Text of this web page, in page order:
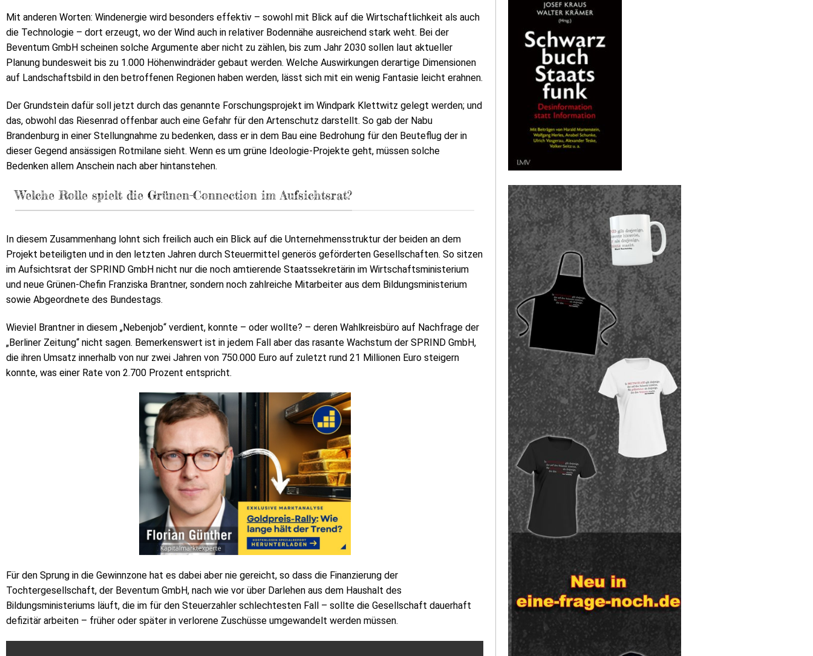
Mit anderen Worten: Windenergie wird besonders effektiv – sowohl mit Blick auf die Wirtschaftlichkeit als auch
die Technologie – dort erzeugt, wo der Wind auch in relativer Bodennähe ausreichend stark weht. Bei der
Beventum GmbH scheinen solche Argumente aber nicht zu zählen, bis zum Jahr 2030 sollen laut aktueller
Planung bundesweit bis zu 1.000 Höhenwindräder gebaut werden. Welche Auswirkungen derartige Dimensionen
auf Landschaftsbild in den betroffenen Regionen haben werden, lässt sich mit ein wenig Fantasie leicht erahnen.
Der Grundstein dafür soll jetzt durch das genannte Forschungsprojekt im Windpark Klettwitz gelegt werden; und
das, obwohl das Riesenrad offenbar auch eine Gefahr für den Artenschutz darstellt. So gab der Nabu
Brandenburg in einer Stellungnahme zu bedenken, dass er in dem Bau eine Bedrohung für den Beuteflug der in
dieser Gegend ansässigen Rotmilane sieht. Wenn es um grüne Ideologie-Projekte geht, müssen solche
Bedenken allem Anschein nach aber hintanstehen.
Welche Rolle spielt die Grünen-Connection im Aufsichtsrat?
In diesem Zusammenhang lohnt sich freilich auch ein Blick auf die Unternehmensstruktur der beiden an dem
Projekt beteiligten und in den letzten Jahren durch Steuermittel generös geförderten Gesellschaften. So sitzen
im Aufsichtsrat der SPRIND GmbH nicht nur die noch amtierende Staatssekretärin im Wirtschaftsministerium
und neue Grünen-Chefin Franziska Brantner, sondern noch zahlreiche Mitarbeiter aus dem Bildungsministerium
sowie Abgeordnete des Bundestags.
Wieviel Brantner in diesem „Nebenjob“ verdient, konnte – oder wollte? – deren Wahlkreisbüro auf Nachfrage der
„Berliner Zeitung“ nicht sagen. Bemerkenswert ist in jedem Fall aber das rasante Wachstum der SPRIND GmbH,
die ihren Umsatz innerhalb von nur zwei Jahren von 750.000 Euro auf zuletzt rund 21 Millionen Euro steigern
konnte, was einer Rate von 2.700 Prozent entspricht.
Für den Sprung in die Gewinnzone hat es dabei aber nie gereicht, so dass die Finanzierung der
Tochtergesellschaft, der Beventum GmbH, nach wie vor über Darlehen aus dem Haushalt des
Bildungsministeriums läuft, die im für den Steuerzahler schlechtesten Fall – sollte die Gesellschaft dauerhaft
defizitär arbeiten – früher oder später in verlorene Zuschüsse umgewandelt werden müssen.